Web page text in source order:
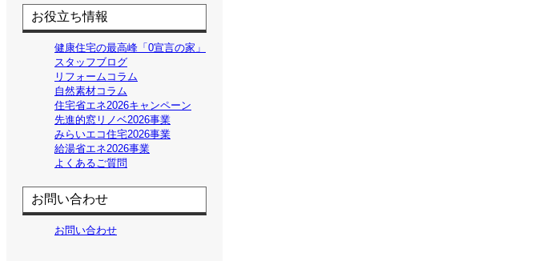
お役立ち情報
健康住宅の最高峰「0宣言の家」
スタッフブログ
リフォームコラム
自然素材コラム
住宅省エネ2026キャンペーン
先進的窓リノベ2026事業
みらいエコ住宅2026事業
給湯省エネ2026事業
よくあるご質問
お問い合わせ
お問い合わせ